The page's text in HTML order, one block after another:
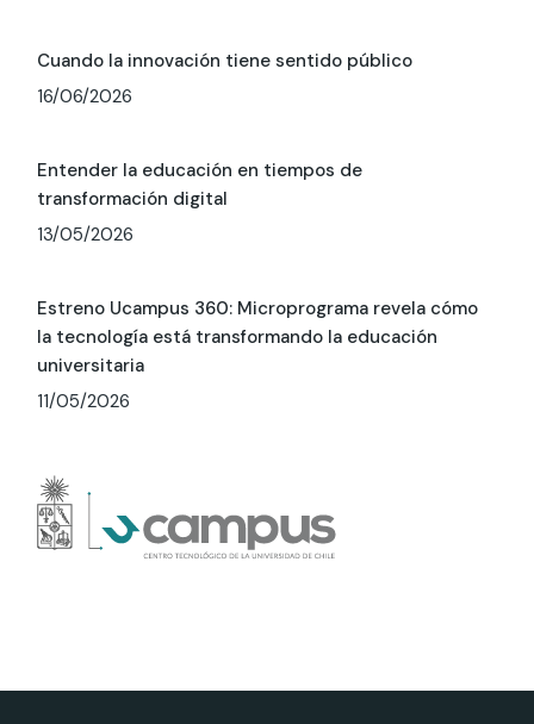
Cuando la innovación tiene sentido público
16/06/2026
Entender la educación en tiempos de
transformación digital
13/05/2026
Estreno Ucampus 360: Microprograma revela cómo
la tecnología está transformando la educación
universitaria
11/05/2026